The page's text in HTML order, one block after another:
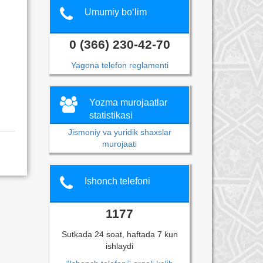
Umumiy bo‘lim
0 (366) 230-42-70
Yagona telefon reglamenti
Yozma murojaatlar
statistikasi
Jismoniy va yuridik shaxslar
murojaati
Ishonch telefoni
1177
Sutkada 24 soat, haftada 7 kun
ishlaydi